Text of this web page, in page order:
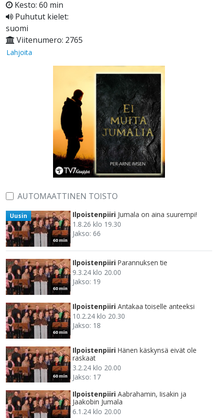
Kesto: 60 min
Puhutut kielet:
suomi
Viitenumero: 2765
Lahjoita
AUTOMAATTINEN TOISTO
60 min
Uusin Ilpoistenpiiri Jumala on aina suurempi!
1.8.26 klo 19.30
Jakso: 66
60 min
Ilpoistenpiiri Parannuksen tie
9.3.24 klo 20.00
Jakso: 19
60 min
Ilpoistenpiiri Antakaa toiselle anteeksi
10.2.24 klo 20.30
Jakso: 18
60 min
Ilpoistenpiiri Hänen käskynsä eivät ole
raskaat
3.2.24 klo 20.00
Jakso: 17
Ilpoistenpiiri Aabrahamin, Iisakin ja
Jaakobin Jumala
6.1.24 klo 20.00